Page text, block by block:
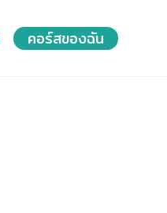
คอร์สของฉัน